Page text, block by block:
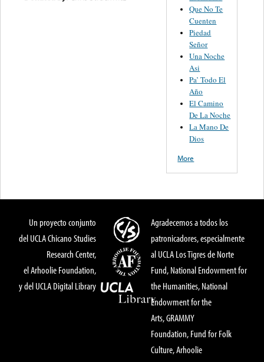
Que No Te
Cuenten
Piedad
Señor
Una Noche
Asi
Pa’ Todo El
Año
El Camino
De La Noche
La Mano De
Dios
More
Un proyecto conjunto
del UCLA Chicano Studies
Research Center,
el Arhoolie Foundation,
y del UCLA Digital Library
Agradecemos a todos los
patronicadores, especialmente
al UCLA Los Tigres de Norte
Fund, National Endowment for
the Humanities, National
Endowment for the
Arts, GRAMMY
Foundation, Fund for Folk
Culture, Arhoolie